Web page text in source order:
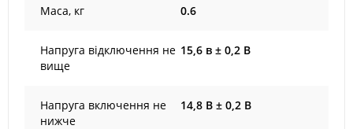
Маса, кг 0.6
Напруга відключення не
вище
15,6 в ± 0,2 В
Напруга включення не
нижче
14,8 В ± 0,2 В